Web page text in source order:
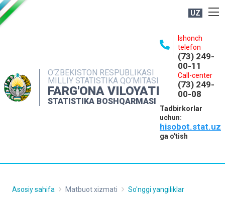
UZ
O‘ZBEKISTON RESPUBLIKASI
MILLIY STATISTIKA QO‘MITASI
FARG'ONA VILOYATI
STATISTIKA BOSHQARMASI
Ishonch
telefon
(73) 249-
00-11
Call-center
(73) 249-
00-08
Tadbirkorlar
uchun:
hisobot.stat.uz
ga o'tish
NASHRLAR
INTERAKTIV XIZMATLAR
MATBUOT XIZMATI
Asosiy sahifa Matbuot xizmati So'nggi yangiliklar